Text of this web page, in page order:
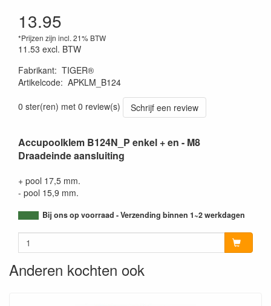
13.95
*Prijzen zijn incl. 21% BTW
11.53 excl. BTW
Fabrikant: TIGER®
Artikelcode: APKLM_B124
0 ster(ren) met 0 review(s)
Schrijf een review
Accupoolklem B124N_P enkel + en - M8
Draadeinde aansluiting
+ pool 17,5 mm.
- pool 15,9 mm.
Bij ons op voorraad - Verzending binnen 1~2 werkdagen
Anderen kochten ook